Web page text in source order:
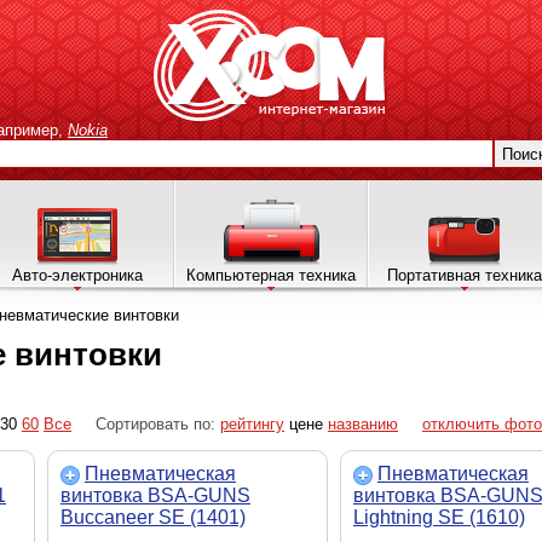
Nokia
Авто-электроника Компьютерная техника Портативная техника
винтовки
винтовки
30 60 Все Сортировать по: рейтингу цене названию отключить фото
Пневматическая
винтовка BSA-GUNS
Buccaneer SE (1401)
Пневматическая
винтовка BSA-
Lightning SE (1610)